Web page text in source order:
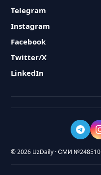
Telegram
Instagram
Facebook
Twitter/X
LinkedIn
© 2026 UzDaily · СМИ №248510